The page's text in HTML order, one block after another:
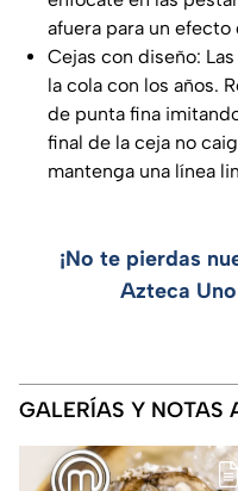
afuera para un
Cejas con diseño:
la cola con los años.
de punta fina
final de la ceja no
mantenga una línea
¡No te pierdas
Azteca
GALERÍAS Y NOTAS